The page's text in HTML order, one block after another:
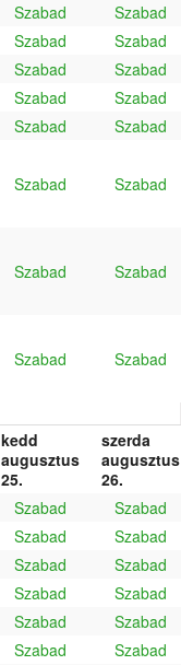
Szabad
Szabad
Szabad
Szabad
Szabad
Szabad
Szabad
Szabad
Szabad
Szabad
Szabad Szabad
Szabad Szabad
Szabad Szabad
kedd
augusztus
25.
szerda
augusztus
26.
Szabad
Szabad
Szabad
Szabad
Szabad
Szabad
Szabad
Szabad
Szabad
Szabad
Szabad
Szabad